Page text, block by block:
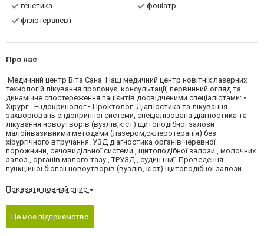
генетика
фоніатр
фізіотерапевт
Про нас
Медичний центр Віта Сана Наш медичний центр новітніх лазерних
технологій лікування пропонує: консультації, первинний огляд та
динамічне спостереження пацієнтів досвідченими спеціалістами: •
Хірург - Ендокринолог • Проктолог Діагностика та лікування
захворювань ендокринної системи, спеціалізована діагностика та
лікування новоутворів (вузлів,кіст) щитоподібноі залози
малоінвазивними методами (лазером,склеротерапія) без
хірургічного втручання. УЗД діагностика органів черевної
порожнини, сечовидільної системи , щитоподібної залози , молочних
залоз , органів малого тазу , ТРУЗД , судин шиї. Проведення
пункційної біопсії новоутворів (вузлів, кіст) щитоподібноі залози. ...
Показати повний опис
Це моє підприємство